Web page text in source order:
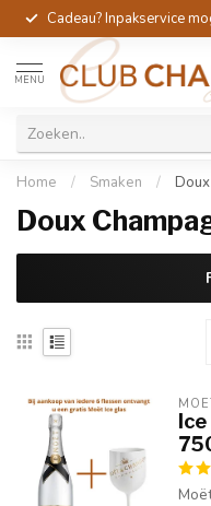
Cadeau? Inpakservice
MENU
Home / Smaken / Doux
Doux